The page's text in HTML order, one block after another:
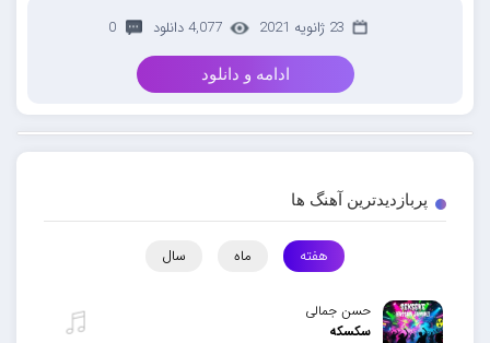
23 ژانویه 2021 4,077 دانلود 0
ادامه و دانلود
پربازدیدترین آهنگ ها
هفته ماه سال
حسن جمالی
سکسکه